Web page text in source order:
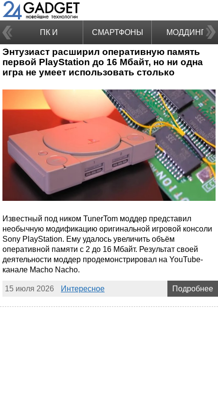
ПК И
НОУТБУКИ
СМАРТФОНЫ МОДДИНГ
Энтузиаст расширил оперативную память
первой PlayStation до 16 Мбайт, но ни одна
игра не умеет использовать столько
Известный под ником TunerTom моддер представил
необычную модификацию оригинальной игровой консоли
Sony PlayStation. Ему удалось увеличить объём
оперативной памяти с 2 до 16 Мбайт. Результат своей
деятельности моддер продемонстрировал на YouTube-
канале Macho Nacho.
15 июля 2026 Интересное Подробнее